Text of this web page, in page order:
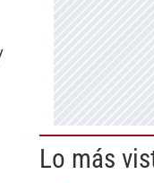
Lo más